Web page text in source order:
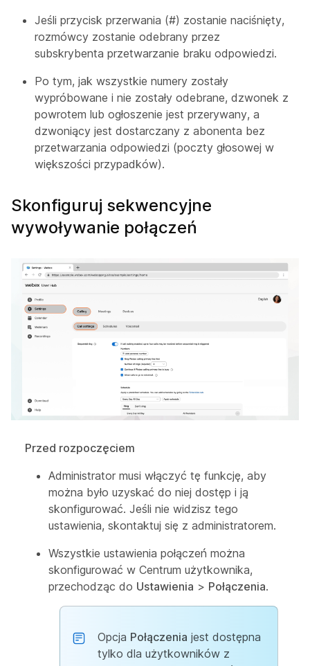
Jeśli przycisk przerwania (#) zostanie naciśnięty,
rozmówcy zostanie odebrany przez
subskrybenta przetwarzanie braku odpowiedzi.
Po tym, jak wszystkie numery zostały
wypróbowane i nie zostały odebrane, dzwonek z
powrotem lub ogłoszenie jest przerywany, a
dzwoniący jest dostarczany z abonenta bez
przetwarzania odpowiedzi (poczty głosowej w
większości przypadków).
Skonfiguruj sekwencyjne
wywoływanie połączeń
Przed rozpoczęciem
Administrator musi włączyć tę funkcję, aby
można było uzyskać do niej dostęp i ją
skonfigurować. Jeśli nie widzisz tego
ustawienia, skontaktuj się z administratorem.
Wszystkie ustawienia połączeń można
skonfigurować w Centrum użytkownika,
przechodząc do Ustawienia > Połączenia.
Opcja Połączenia jest dostępna
tylko dla użytkowników z